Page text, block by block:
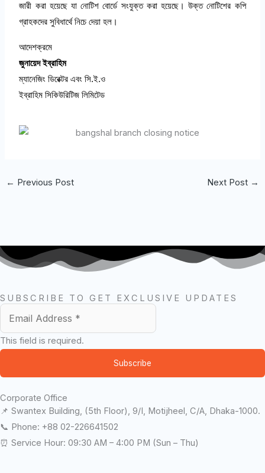
জারী করা হয়েছে যা নোটিশ বোর্ডে সংযুক্ত করা হয়েছে। উক্ত নোটিশের কপি
গ্রাহকদের সুবিধার্থে নিচে দেয়া হল।
আদেশক্রমে
জুনায়েদ ইব্রাহিম
ম্যানেজিং ডিরেক্টর এবং সি.ই.ও
ইব্রাহিম সিকিউরিটিজ লিমিটেড
← Previous Post Next Post →
SUBSCRIBE TO GET EXCLUSIVE UPDATES
This field is required.
Subscribe
Corporate Office
📌 Swantex Building, (5th Floor), 9/I, Motijheel, C/A, Dhaka-1000.
📞 Phone: +88 02-226641502
⏰ Service Hour: 09:30 AM – 4:00 PM (Sun – Thu)